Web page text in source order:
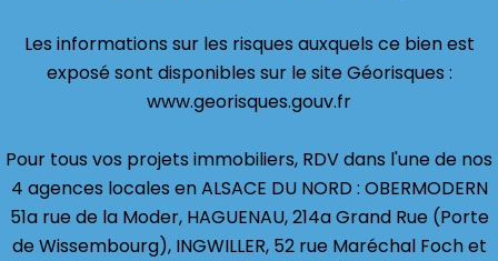
Les informations sur les risques auxquels ce bien est
exposé sont disponibles sur le site Géorisques :
www.georisques.gouv.fr
Pour tous vos projets immobiliers, RDV dans l'une de nos
4 agences locales en ALSACE DU NORD : OBERMODERN
51a rue de la Moder, HAGUENAU, 214a Grand Rue (Porte
de Wissembourg), INGWILLER, 52 rue Maréchal Foch et